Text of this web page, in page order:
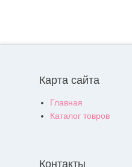
Карта сайта
Главная
Каталог товров
Контакты